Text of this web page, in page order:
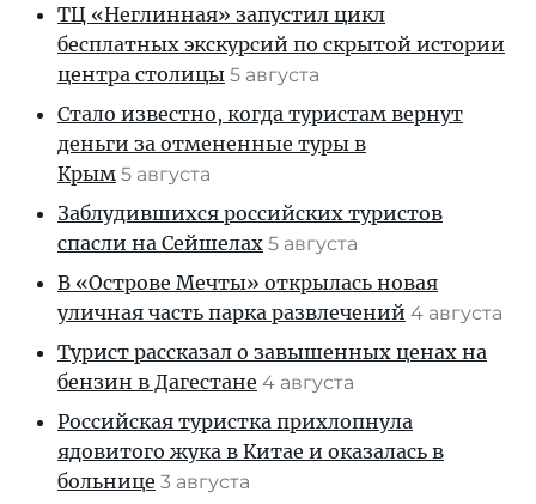
ТЦ «Неглинная» запустил цикл
бесплатных экскурсий по скрытой истории
центра столицы 5 августа
Стало известно, когда туристам вернут
деньги за отмененные туры в
Крым 5 августа
Заблудившихся российских туристов
спасли на Сейшелах 5 августа
В «Острове Мечты» открылась новая
уличная часть парка развлечений 4 августа
Турист рассказал о завышенных ценах на
бензин в Дагестане 4 августа
Российская туристка прихлопнула
ядовитого жука в Китае и оказалась в
больнице 3 августа